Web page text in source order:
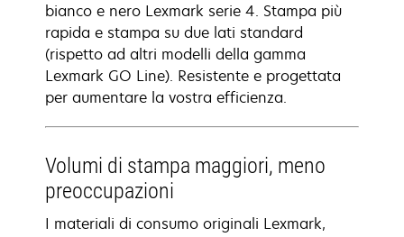
bianco e nero Lexmark serie 4. Stampa più
rapida e stampa su due lati standard
(rispetto ad altri modelli della gamma
Lexmark GO Line). Resistente e progettata
per aumentare la vostra efficienza.
Volumi di stampa maggiori, meno
preoccupazioni
I materiali di consumo originali Lexmark,